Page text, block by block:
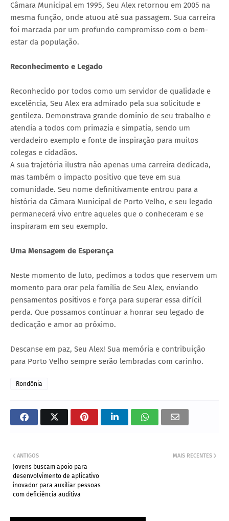
Câmara Municipal em 1995, Seu Alex retornou em 2005 na
mesma função, onde atuou até sua passagem. Sua carreira
foi marcada por um profundo compromisso com o bem-
estar da população.
Reconhecimento e Legado
Reconhecido por todos como um servidor de qualidade e
excelência, Seu Alex era admirado pela sua solicitude e
gentileza. Demonstrava grande domínio de seu trabalho e
atendia a todos com primazia e simpatia, sendo um
verdadeiro exemplo e fonte de inspiração para muitos
colegas e cidadãos.
A sua trajetória ilustra não apenas uma carreira dedicada,
mas também o impacto positivo que teve em sua
comunidade. Seu nome definitivamente entrou para a
história da Câmara Municipal de Porto Velho, e seu legado
permanecerá vivo entre aqueles que o conheceram e se
inspiraram em seu exemplo.
Uma Mensagem de Esperança
Neste momento de luto, pedimos a todos que reservem um
momento para orar pela família de Seu Alex, enviando
pensamentos positivos e força para superar essa difícil
perda. Que possamos continuar a honrar seu legado de
dedicação e amor ao próximo.
Descanse em paz, Seu Alex! Sua memória e contribuição
para Porto Velho sempre serão lembradas com carinho.
Rondônia
MAIS RECENTES
ANTIGOS
Jovens buscam apoio para
desenvolvimento de aplicativo
inovador para auxiliar pessoas
com deficiência auditiva